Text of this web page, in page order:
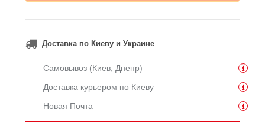
Доставка по Киеву и Украине
Самовывоз (Киев, Днепр)
Доставка курьером по Киеву
Новая Почта